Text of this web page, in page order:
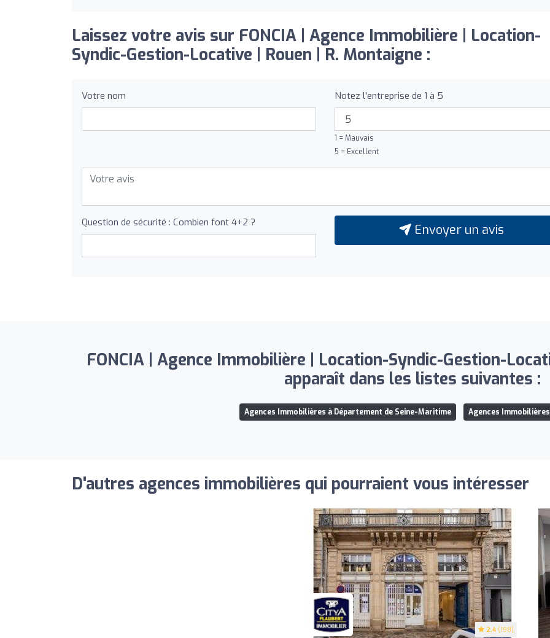
Laissez votre avis sur FONCIA | Agence Immobilière | Location-
Syndic-Gestion-Locative | Rouen | R. Montaigne :
Votre nom Notez l'entreprise de 1 à 5
1 = Mauvais
5 = Excellent
Question de sécurité : Combien font 4+2 ? Envoyer un avis
FONCIA | Agence Immobilière | Location-Syndic-Gestion-
apparaît dans les listes suivantes :
Agences Immobilières à Département de Seine-Maritime Agences
D'autres agences immobilières qui pourraient vous intéresser
2.4 (198)